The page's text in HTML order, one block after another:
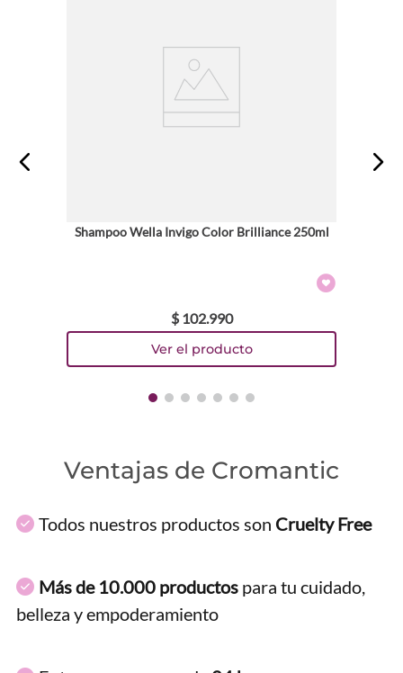
Shampoo Wella Invigo Color Brilliance 250ml
$ 102.990
Ventajas de Cromantic
Todos nuestros productos son Cruelty Free
Más de 10.000 productos para tu cuidado,
belleza y empoderamiento